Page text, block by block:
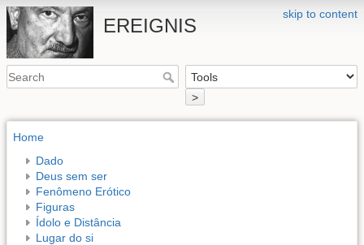
skip to content
EREIGNIS
>
Home
Dado
Deus sem ser
Fenômeno Erótico
Figuras
Ídolo e Distância
Lugar do si